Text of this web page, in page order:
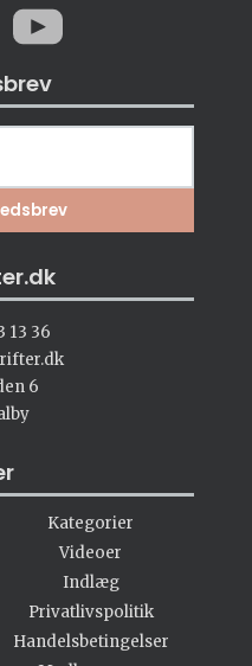
13 36
6
Kategorier
Videoer
Indlæg
Privatlivspolitik
Handelsbetingelser